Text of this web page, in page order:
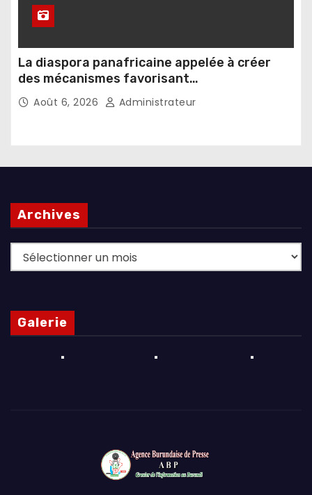
La diaspora panafricaine appelée à créer
des mécanismes favorisant
l’investissement dans les pays d’origine
Août 6, 2026 Administrateur
Archives
Archives
Galerie